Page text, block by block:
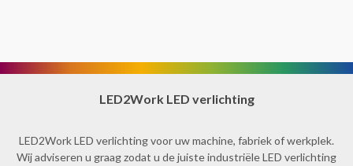
LED2Work LED verlichting
LED2Work LED verlichting voor uw machine, fabriek of werkplek.
Wij adviseren u graag zodat u de juiste industriële LED verlichting